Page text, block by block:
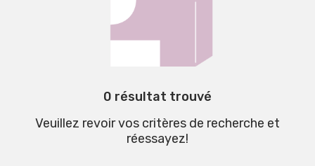
0 résultat trouvé
Veuillez revoir vos critères de recherche et
réessayez!